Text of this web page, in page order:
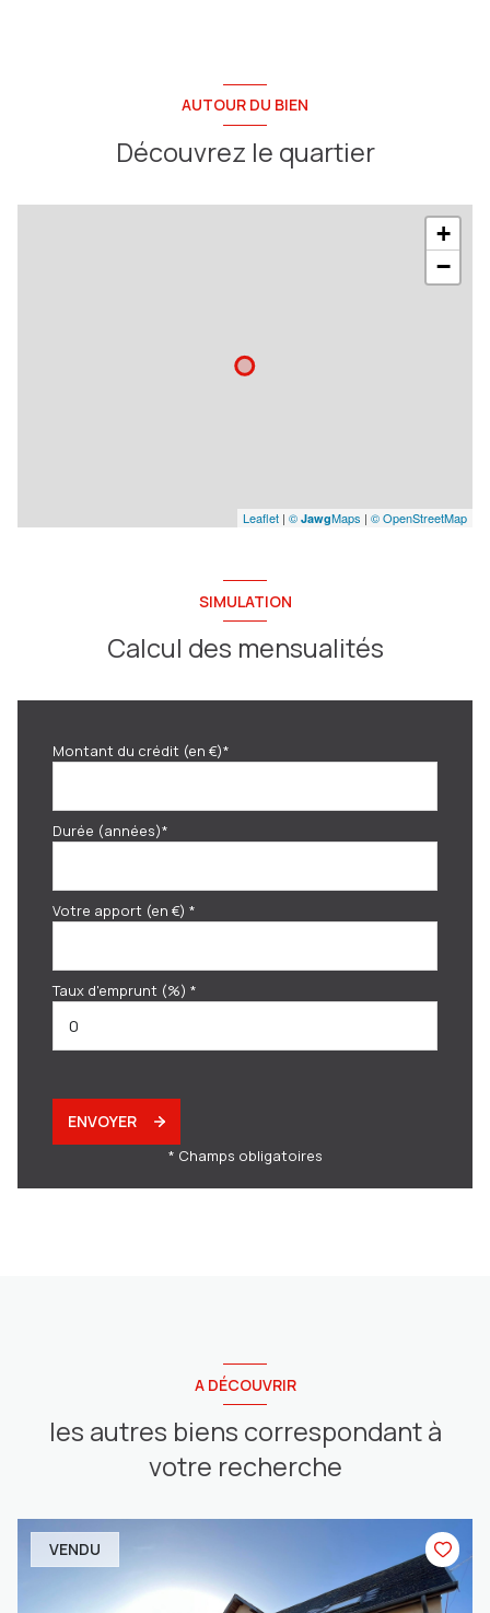
AUTOUR DU BIEN
Découvrez le quartier
+
−
Leaflet | © JawgMaps | © OpenStreetMap
SIMULATION
Calcul des mensualités
Montant du crédit (en €)*
Durée (années)*
Votre apport (en €) *
Taux d'emprunt (%) *
ENVOYER
* Champs obligatoires
A DÉCOUVRIR
les autres biens correspondant à
votre recherche
VENDU